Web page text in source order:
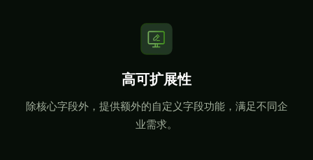
高可扩展性
除核心字段外，提供额外的自定义字段功能，满足不同企
业需求。